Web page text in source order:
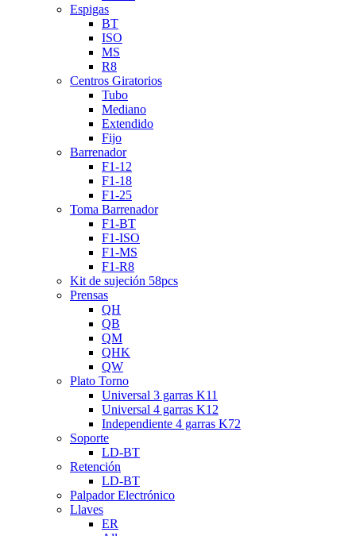
Espigas
BT
ISO
MS
R8
Centros Giratorios
Tubo
Mediano
Extendido
Fijo
Barrenador
F1-12
F1-18
F1-25
Toma Barrenador
F1-BT
F1-ISO
F1-MS
F1-R8
Kit de sujeción 58pcs
Prensas
QH
QB
QM
QHK
QW
Plato Torno
Universal 3 garras K11
Universal 4 garras K12
Independiente 4 garras K72
Soporte
LD-BT
Retención
LD-BT
Palpador Electrónico
Llaves
ER